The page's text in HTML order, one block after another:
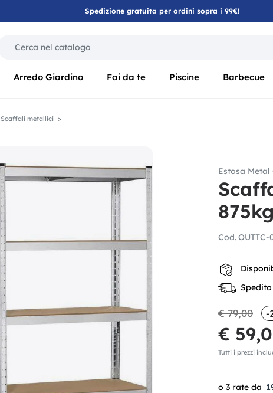
Spedizione gratuita per ordini sopra i 99€!
Arredo Giardino Fai da te Piscine Barbecue
Scaffali metallici
Estosa Metal
Cod.OUTTC-
€ 79,00 -
€
Tutti i prezzi